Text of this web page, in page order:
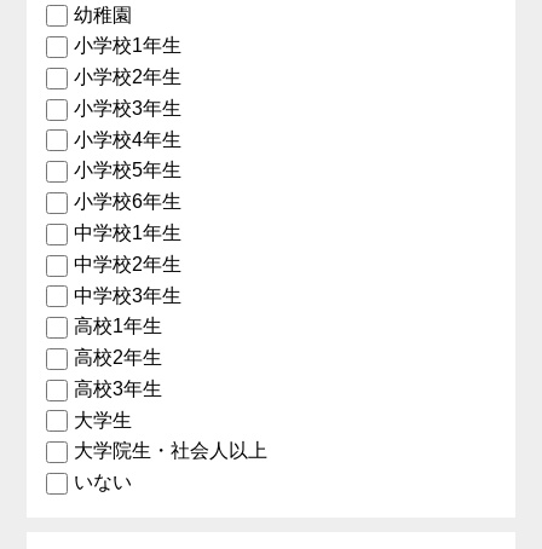
幼稚園
小学校1年生
小学校2年生
小学校3年生
小学校4年生
小学校5年生
小学校6年生
中学校1年生
中学校2年生
中学校3年生
高校1年生
高校2年生
高校3年生
大学生
大学院生・社会人以上
いない